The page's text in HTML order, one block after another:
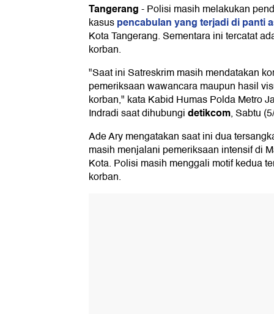
Tangerang-Polisi masih melakukan
kasuspencabulan yang terjadi di panti
Kota Tangerang. Sementara ini tercatat
korban.
"Saat ini Satreskrim masih mendatakan
pemeriksaan wawancara maupun hasil
korban," kata Kabid Humas Polda Metro
Indradi saat dihubungidetikcom, Sabtu
Ade Ary mengatakan saat ini dua
masih menjalani pemeriksaan intensif di
Kota. Polisi masih menggali motif kedua
korban.